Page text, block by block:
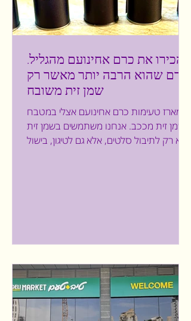
הכירו את כרם אחינועם מהגליל.
כרם שהוא הרבה יותר מאשר רק
שמן זית משובח
מארז טעימות כרם אחינועם אצלי במטבח
שמן זית מככב. אנחנו משתמשים בשמן זית
לא רק לתיבול סלטים, אלא גם לטיגון, בישול